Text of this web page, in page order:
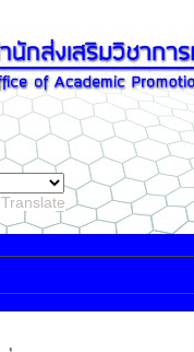
Translate